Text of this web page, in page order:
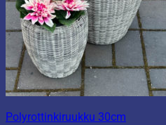
Polyrottinkiruukku 30cm